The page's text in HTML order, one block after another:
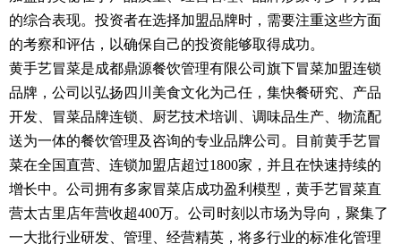
的综合表现。投资者在选择加盟品牌时，需要注重这些方面
的考察和评估，以确保自己的投资能够取得成功。
黄手艺冒菜是成都鼎源餐饮管理有限公司旗下冒菜加盟连锁
品牌，公司以弘扬四川美食文化为己任，集快餐研究、产品
开发、冒菜品牌连锁、厨艺技术培训、调味品生产、物流配
送为一体的餐饮管理及咨询的专业品牌公司。目前黄手艺冒
菜在全国直营、连锁加盟店超过1800家，并且在快速持续的
增长中。公司拥有多家冒菜店成功盈利模型，黄手艺冒菜直
营太古里店年营收超400万。公司时刻以市场为导向，聚集了
一大批行业研发、管理、经营精英，将多行业的标准化管理